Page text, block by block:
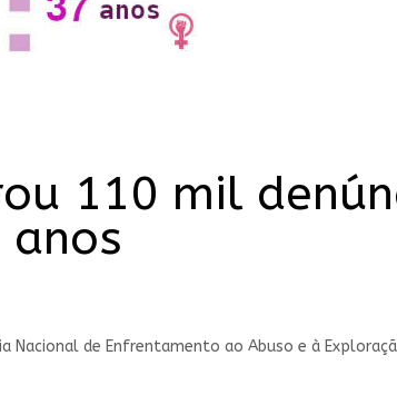
110 mil
Nacional de Enfrentamento ao Abuso e à